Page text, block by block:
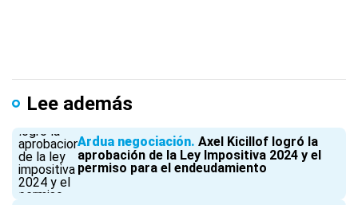
Lee además
Ardua negociación Axel Kicillof logró la
aprobación de la Ley Impositiva 2024 y el
permiso para el endeudamiento